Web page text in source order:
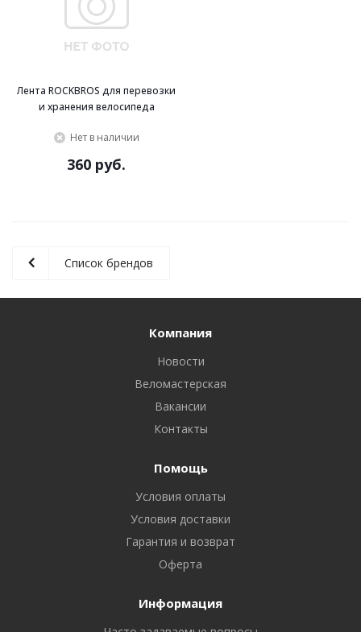
Лента ROCKBROS для перевозки
и хранения велосипеда
Нет в наличии
360 руб.
Список брендов
Компания
Новости
Веломастерская
Вакансии
Контакты
Помощь
Условия оплаты
Условия доставки
Гарантия и возврат
Оферта
Информация